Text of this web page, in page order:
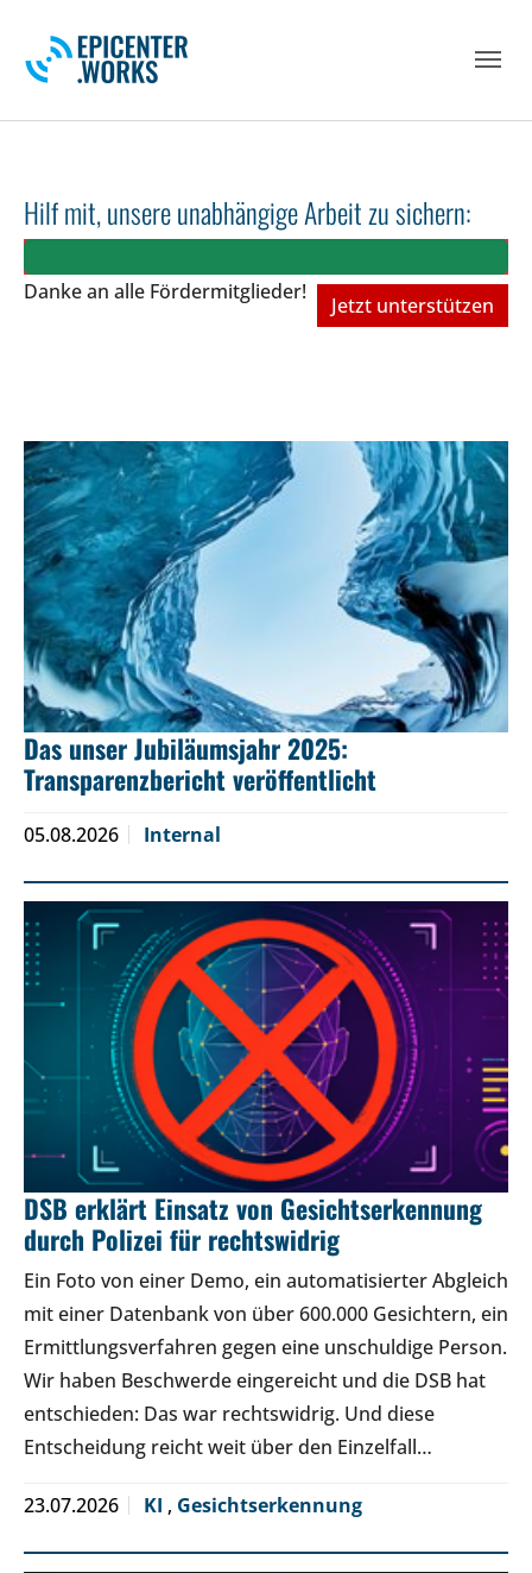
Hilf mit, unsere unabhängige Arbeit zu sichern:
Danke an alle Fördermitglieder!
Jetzt unterstützen
Das unser Jubiläumsjahr 2025:
Transparenzbericht veröffentlicht
05.08.2026 Internal
DSB erklärt Einsatz von Gesichtserkennung
durch Polizei für rechtswidrig
Ein Foto von einer Demo, ein automatisierter Abgleich
mit einer Datenbank von über 600.000 Gesichtern, ein
Ermittlungsverfahren gegen eine unschuldige Person.
Wir haben Beschwerde eingereicht und die DSB hat
entschieden: Das war rechtswidrig. Und diese
Entscheidung reicht weit über den Einzelfall…
23.07.2026 KI , Gesichtserkennung